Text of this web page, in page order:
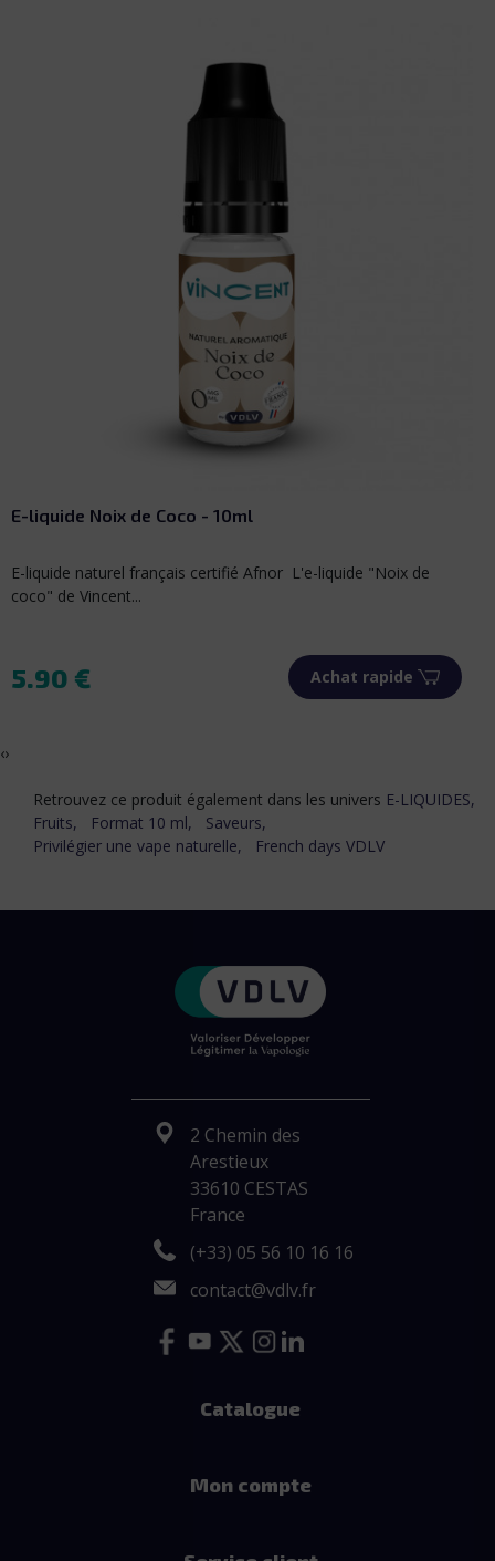
de
E-liquide Anis - 10ml
E-liquide naturel français certifié Afnor L'e-liquide "Anis"
Vincent vous...
Prix
Achat rapide
‹›
Retrouvez ce produit également dans les univers E-LIQUIDES,
Fruits,
Format 10 ml,
Saveurs,
Privilégier une vape naturelle,
French days VDLV
2 Chemin des
Arestieux
33610 CESTAS
France
(+33) 05 56 10 16 16
contact@vdlv.fr
Catalogue
Mon compte